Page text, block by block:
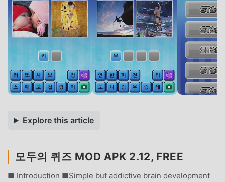
Explore this article
모두의 퀴즈 MOD APK 2.12, FREE
■ Introduction ■Simple but addictive brain development